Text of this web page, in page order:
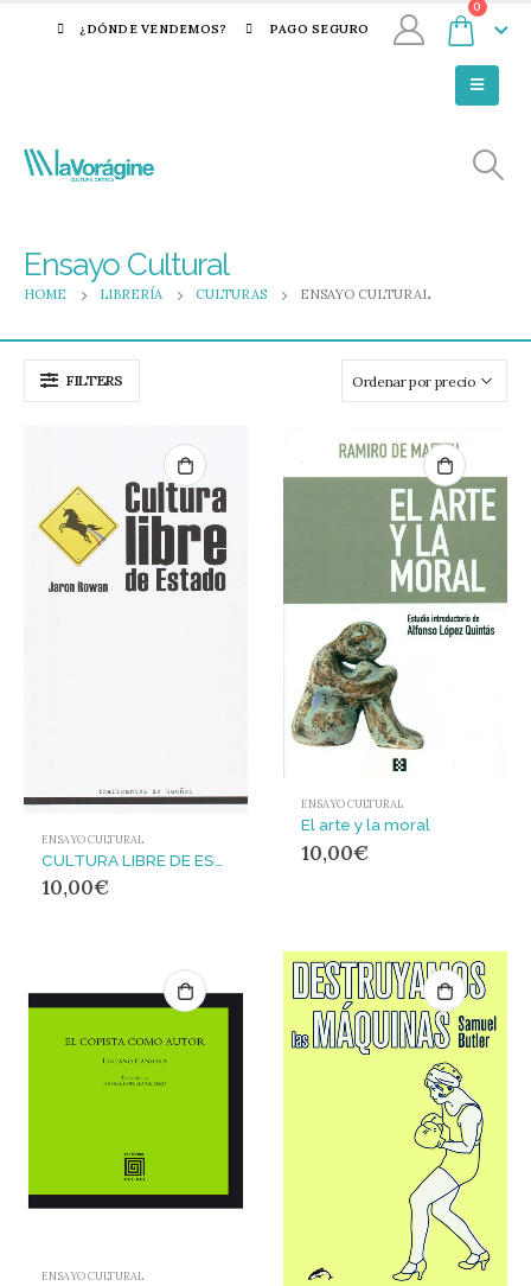
¿DÓNDE VENDEMOS? PAGO SEGURO
0
Ensayo Cultural
HOME LIBRERÍA CULTURAS ENSAYO CULTURAL
FILTERS
ENSAYO CULTURAL
10,00€
ENSAYO CULTURAL
El arte y la moral
10,00€
ENSAYO CULTURAL